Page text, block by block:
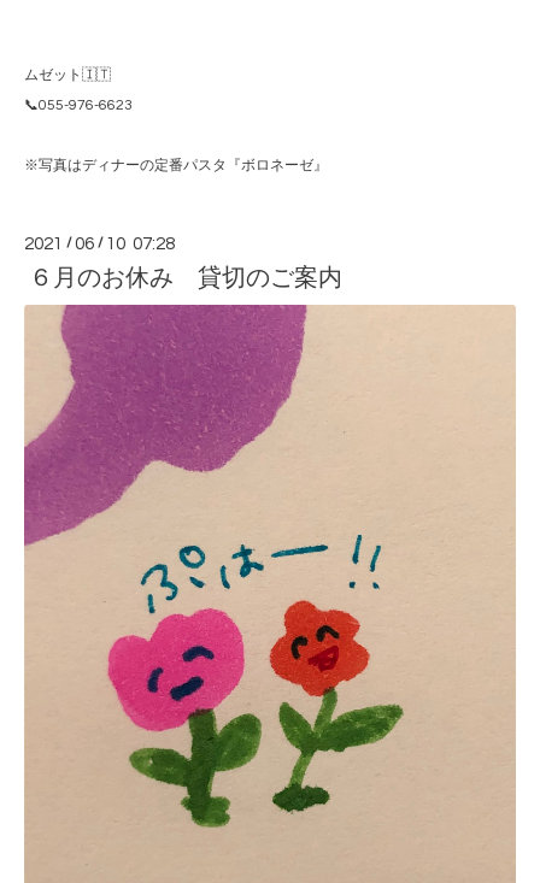
ムゼット🇮🇹
📞055-976-6623
※写真はディナーの定番パスタ『ボロネーゼ』
2021 /06 / 10 07:28
６月のお休み 貸切のご案内